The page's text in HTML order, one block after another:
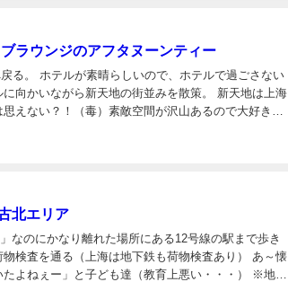
ラウンジのアフタヌーンティー
る。 ホテルが素晴らしいので、ホテルで過ごさない
ながら新天地の街並みを散策。 新天地は上海
えない？！（毒）素敵空間が沢山あるので大好きな
北エリア
なのにかなり離れた場所にある12号線の駅まで歩き
検査を通る（上海は地下鉄も荷物検査あり） あ～懐
よねぇー」と子ども達（教育上悪い・・・） ※地下